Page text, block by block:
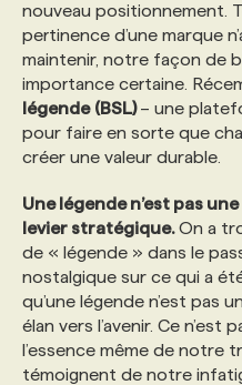
PRIX ET
TENDANCES
GEO/SEO
ÉVÉNEMENTIEL
NOS
FAQ
ANNONCEZ AVEC
FORMATIONS
NOS
POURQUOI CHOISIR
NOS TARIFS
PROGRAMMES DE
FAQ
NOS TARIFS
NOS EXPERTISES
FAQ
ANNONCEZ AVEC
nouveau positionnement.
pertinence d’une marque
maintenir, notre façon de
importance certaine.
légende (BSL)– une
pour faire en sorte que
créer une valeur durable.
Une légende n’est pas
levier stratégique.On a
de « légende » dans le
nostalgique sur ce qui a
qu’une légende n’est pas
élan vers l’avenir. Ce n’est
l’essence même de notre
témoignent de notre